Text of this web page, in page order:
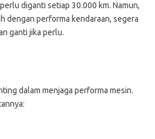
diganti setiap 30.000 km. Namun,
dengan performa kendaraan, segera
ganti jika perlu.
dalam menjaga performa mesin.